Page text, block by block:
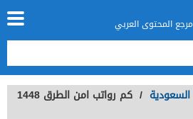
مرجع المحتوى العربي
السعودية / كم رواتب امن الطرق 1448